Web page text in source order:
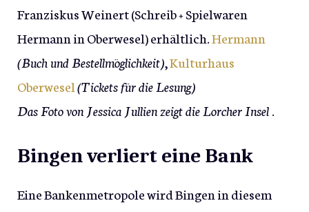
Franziskus Weinert (Schreib + Spielwaren
Hermann in Oberwesel) erhältlich.Hermann
(Buch und Bestellmöglichkeit),Kulturhaus
Oberwesel(Tickets für die Lesung)
Das Foto von Jessica Jullien zeigt die Lorcher Insel.
Bingen verliert eine Bank
Eine Bankenmetropole wird Bingen in diesem